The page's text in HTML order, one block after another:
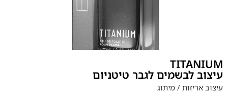
TITANIUM
עיצוב לבשמים לגבר טיטניום
עיצוב אריזות / מיתוג